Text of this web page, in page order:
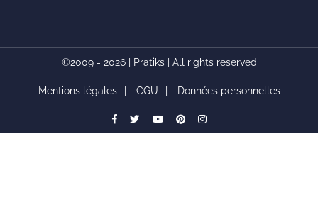
©2009 - 2026 | Pratiks | All rights reserved
Mentions légales CGU Données personnelles
facebook
Twitteryoutubepinterestinstagram